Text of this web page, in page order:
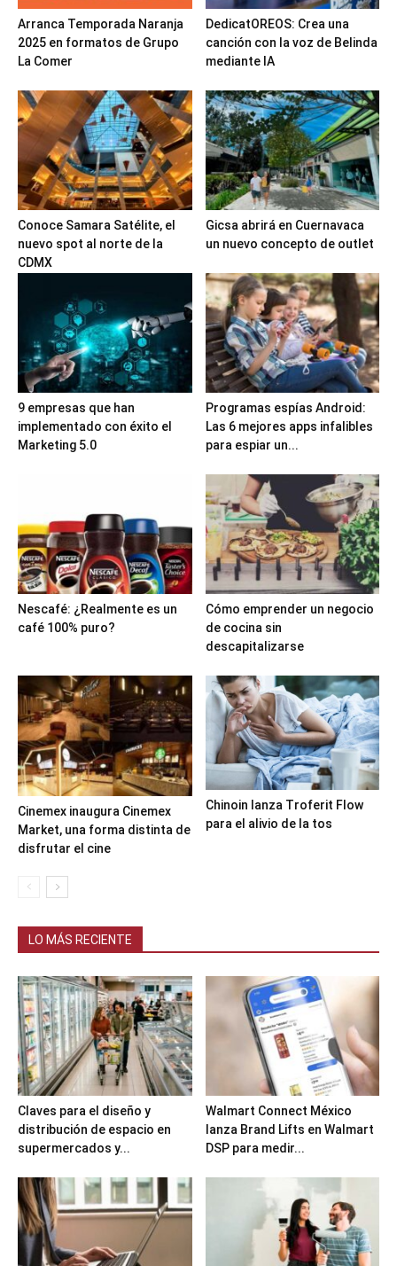
Arranca Temporada Naranja
2025 en formatos de Grupo
La Comer
DedicatOREOS: Crea una
canción con la voz de Belinda
mediante IA
Conoce Samara Satélite, el
nuevo spot al norte de la
CDMX
Gicsa abrirá en Cuernavaca
un nuevo concepto de outlet
9 empresas que han
implementado con éxito el
Marketing 5.0
Programas espías Android:
Las 6 mejores apps infalibles
para espiar un...
Nescafé: ¿Realmente es un
café 100% puro?
Cómo emprender un negocio
de cocina sin
descapitalizarse
Cinemex inaugura Cinemex
Market, una forma distinta de
disfrutar el cine
Chinoin lanza Troferit Flow
para el alivio de la tos
LO MÁS RECIENTE
Claves para el diseño y
distribución de espacio en
supermercados y...
Walmart Connect México
lanza Brand Lifts en Walmart
DSP para medir...